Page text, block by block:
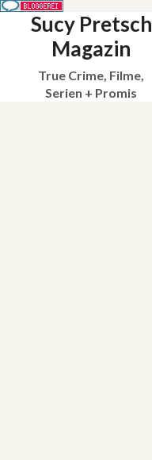
Sucy Pretsch
Magazin
True Crime, Filme,
Serien + Promis